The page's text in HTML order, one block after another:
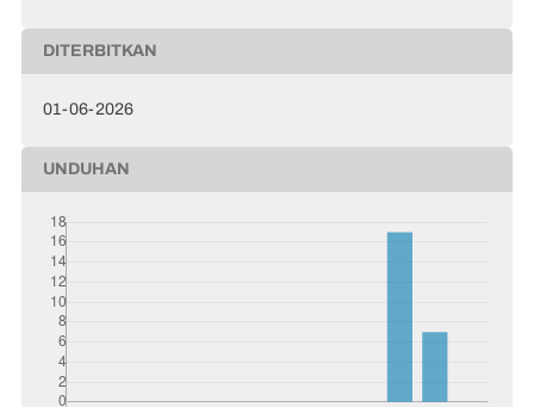
DITERBITKAN
01-06-2026
UNDUHAN